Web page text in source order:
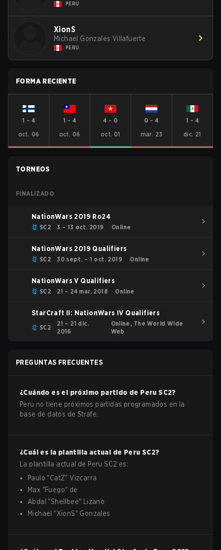
PERU
XionS
Michael Gonzales Villafuerte
PERU
FORMA RECIENTE
1 - 4
oct. 06
1 - 4
oct. 06
4 - 0
oct. 01
0 -4
mar. 23
1 - 4
dic. 21
TORNEOS
FINALIZADO
NationWars 2019 Ro24
SC2 3 – 13 oct. 2019 Online
NationWars 2019 Qualifiers
SC2 30 sept. – 1 oct. 2019 Online
NationWars V Qualifiers
SC2 21 – 24 mar. 2018 Online
StarCraft II: NationWars IV Qualifiers
SC2
21 – 21 dic.
2016
Online, The World Wide
Web
PREGUNTAS FRECUENTES
¿Cuándo es el próximo partido de Peru SC2?
Peru no tiene próximos partidas programados en la
base de datos de Strafe.
¿Cuál es la plantilla actual de Peru SC2?
La plantilla actual de Peru SC2 es:
Paulo "CatZ"Vizcarra
Max "Fuego" de
Abdal "Shellbee"
Lizano
Michael "XionS" Gonzales